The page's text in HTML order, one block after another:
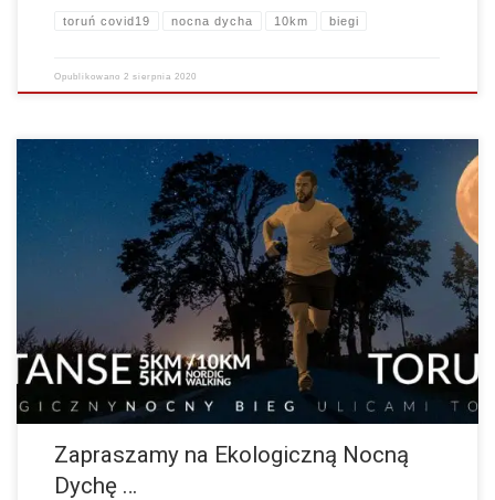
toruń covid19 nocna dycha 10km biegi
Opublikowano 2 sierpnia 2020
Nocne bieganie 2020 r. czas rozpocząć! Tak więc startujemy z zapisami
na Ekologiczną Nocną Dychę Kopernika 2020 r! W tej edycji
postanowiliśmy zrobić EKO nocny… więcej
Zapraszamy na Ekologiczną Nocną
Dychę …